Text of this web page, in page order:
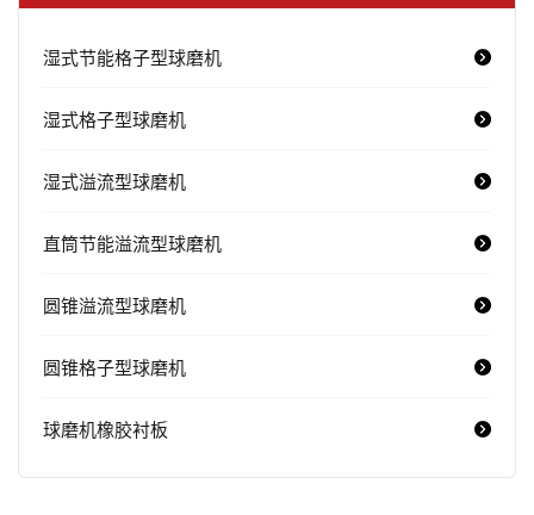
湿式节能格子型球磨机
湿式格子型球磨机
湿式溢流型球磨机
直筒节能溢流型球磨机
圆锥溢流型球磨机
圆锥格子型球磨机
球磨机橡胶衬板